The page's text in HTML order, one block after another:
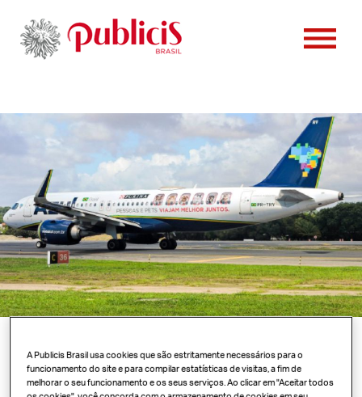
CONTATO
CLIENTES
CASES
VAGAS
NOTÍCIAS
A Publicis Brasil usa cookies que são estritamente necessários para o
funcionamento do site e para compilar estatísticas de visitas, a fim de
melhorar o seu funcionamento e os seus serviços. Ao clicar em "Aceitar todos